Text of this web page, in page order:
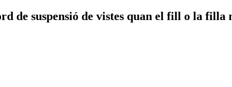
de suspensió de vistes quan el fill o la filla